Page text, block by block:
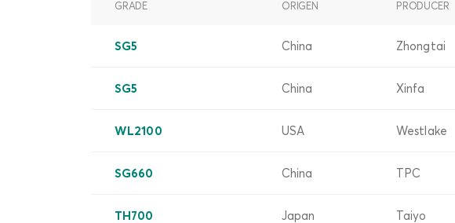
GRADE ORIGEN PRODUCER
SG5 China Zhongtai
SG5 China Xinfa
WL2100 USA Westlake
SG660 China TPC
TH700 Japan Taiyo